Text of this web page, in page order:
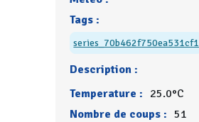
Tags :
series_70b462f750ea531cf1
Description :
Temperature : 25.0°C
Nombre de coups : 51